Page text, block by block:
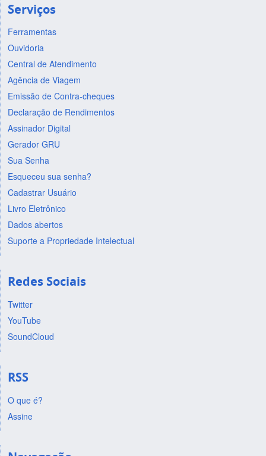
Serviços
Ferramentas
Ouvidoria
Central de Atendimento
Agência de Viagem
Emissão de Contra-cheques
Declaração de Rendimentos
Assinador Digital
Gerador GRU
Sua Senha
Esqueceu sua senha?
Cadastrar Usuário
Livro Eletrônico
Dados abertos
Suporte a Propriedade Intelectual
Redes Sociais
Twitter
YouTube
SoundCloud
RSS
O que é?
Assine